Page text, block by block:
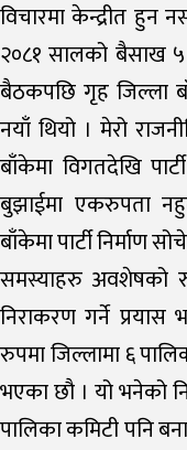
विचारमा केन्द्रीत
२०८१ सालको बैसाख
बैठकपछि गृह जिल्ला
नयाँ थियो । मेरो
बाँकेमा विगतदेखि
बुझाईमा एकरुपता
बाँकेमा पार्टी
समस्याहरु अवशेषको
निराकरण गर्ने
रुपमा जिल्लामा ६
भएका छौ । यो भनेको
पालिका कमिटी पनि